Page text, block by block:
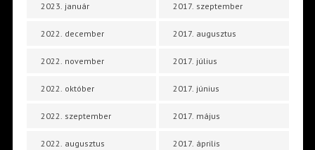
2023. január
2022. december
2022. november
2022. október
2022. szeptember
2022. augusztus
2017. szeptember
2017. augusztus
2017. július
2017. június
2017. május
2017. április